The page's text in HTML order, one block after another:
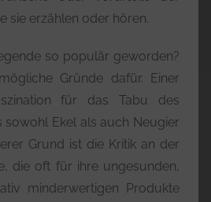
sie erzählen oder hören.
so populär geworden?
Gründe dafür. Einer
für das Tabu des
sowohl Ekel als auch Neugier
Grund ist die Kritik an der
die oft für ihre ungesunden,
minderwertigen Produkte